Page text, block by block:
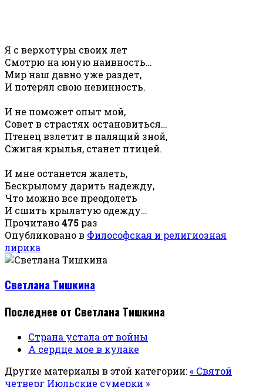
Я с верхотуры своих лет
Смотрю на юную наивность…
Мир наш давно уже раздет,
И потерял свою невинность.
И не поможет опыт мой,
Совет в страстях остановиться…
Птенец взлетит в палящий зной,
Сжигая крылья, станет птицей.
И мне останется жалеть,
Бескрылому дарить надежду,
Что можно все преодолеть
И сшить крылатую одежду…
Прочитано475 раз
Опубликовано в Философская и религиозная
лирика
Светлана Тишкина
Последнее от Светлана Тишкина
Страна устала от войны
А сердце мое в кулаке
Другие материалы в этой категории:« Святой
четверг Июльские сумерки »